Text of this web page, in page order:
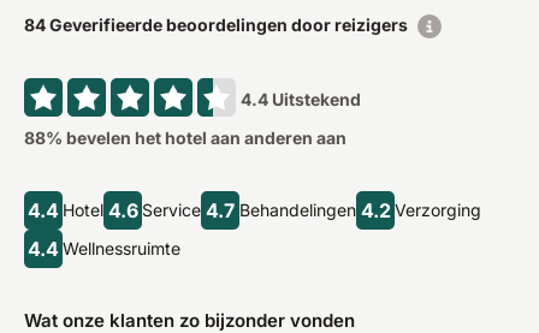
84 Geverifieerde beoordelingen door reizigers
4.4 Uitstekend
88% bevelen het hotel aan anderen aan
4.4 Hotel 4.6 Service 4.7 Behandelingen 4.2 Verzorging
4.4Wellnessruimte
Wat onze klanten zo bijzonder vonden